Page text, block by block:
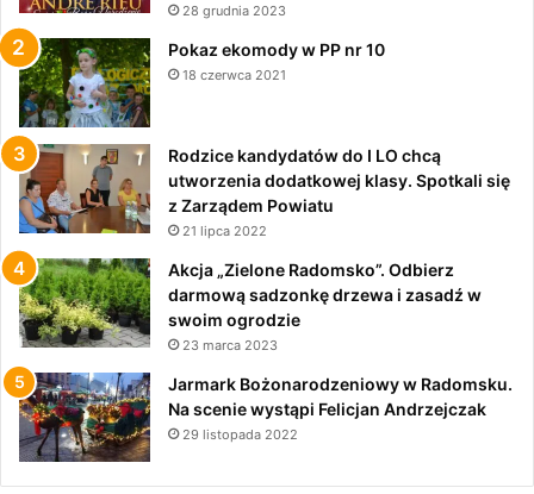
28 grudnia 2023
Pokaz ekomody w PP nr 10
18 czerwca 2021
Rodzice kandydatów do I LO chcą
utworzenia dodatkowej klasy. Spotkali się
z Zarządem Powiatu
21 lipca 2022
Akcja „Zielone Radomsko”. Odbierz
darmową sadzonkę drzewa i zasadź w
swoim ogrodzie
23 marca 2023
Jarmark Bożonarodzeniowy w Radomsku.
Na scenie wystąpi Felicjan Andrzejczak
29 listopada 2022